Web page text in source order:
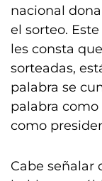
nacional
el sorteo.
les consta
sorteadas,
palabra se
palabra
como
Cabe señalar